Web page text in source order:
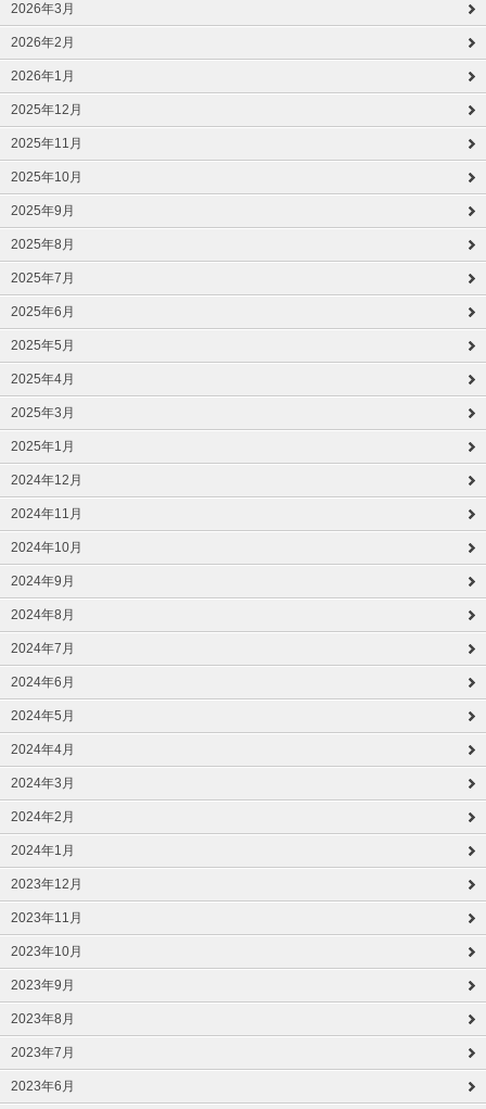
2026年3月
2026年2月
2026年1月
2025年12月
2025年11月
2025年10月
2025年9月
2025年8月
2025年7月
2025年6月
2025年5月
2025年4月
2025年3月
2025年1月
2024年12月
2024年11月
2024年10月
2024年9月
2024年8月
2024年7月
2024年6月
2024年5月
2024年4月
2024年3月
2024年2月
2024年1月
2023年12月
2023年11月
2023年10月
2023年9月
2023年8月
2023年7月
2023年6月